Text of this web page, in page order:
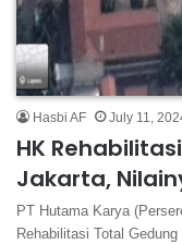
Hasbi AF July 11,
HK
Jakarta,
PT Hutama Karya
Rehabilitasi Total